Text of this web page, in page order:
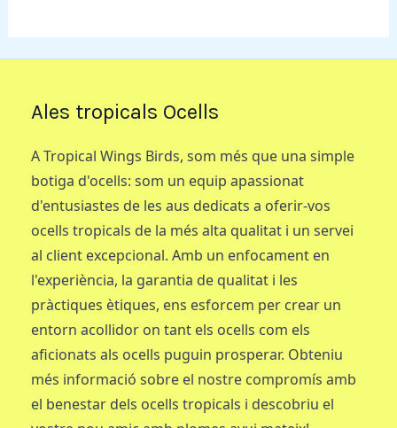
Ales tropicals Ocells
A Tropical Wings Birds, som més que una simple
botiga d'ocells: som un equip apassionat
d'entusiastes de les aus dedicats a oferir-vos
ocells tropicals de la més alta qualitat i un servei
al client excepcional. Amb un enfocament en
l'experiència, la garantia de qualitat i les
pràctiques ètiques, ens esforcem per crear un
entorn acollidor on tant els ocells com els
aficionats als ocells puguin prosperar. Obteniu
més informació sobre el nostre compromís amb
el benestar dels ocells tropicals i descobriu el